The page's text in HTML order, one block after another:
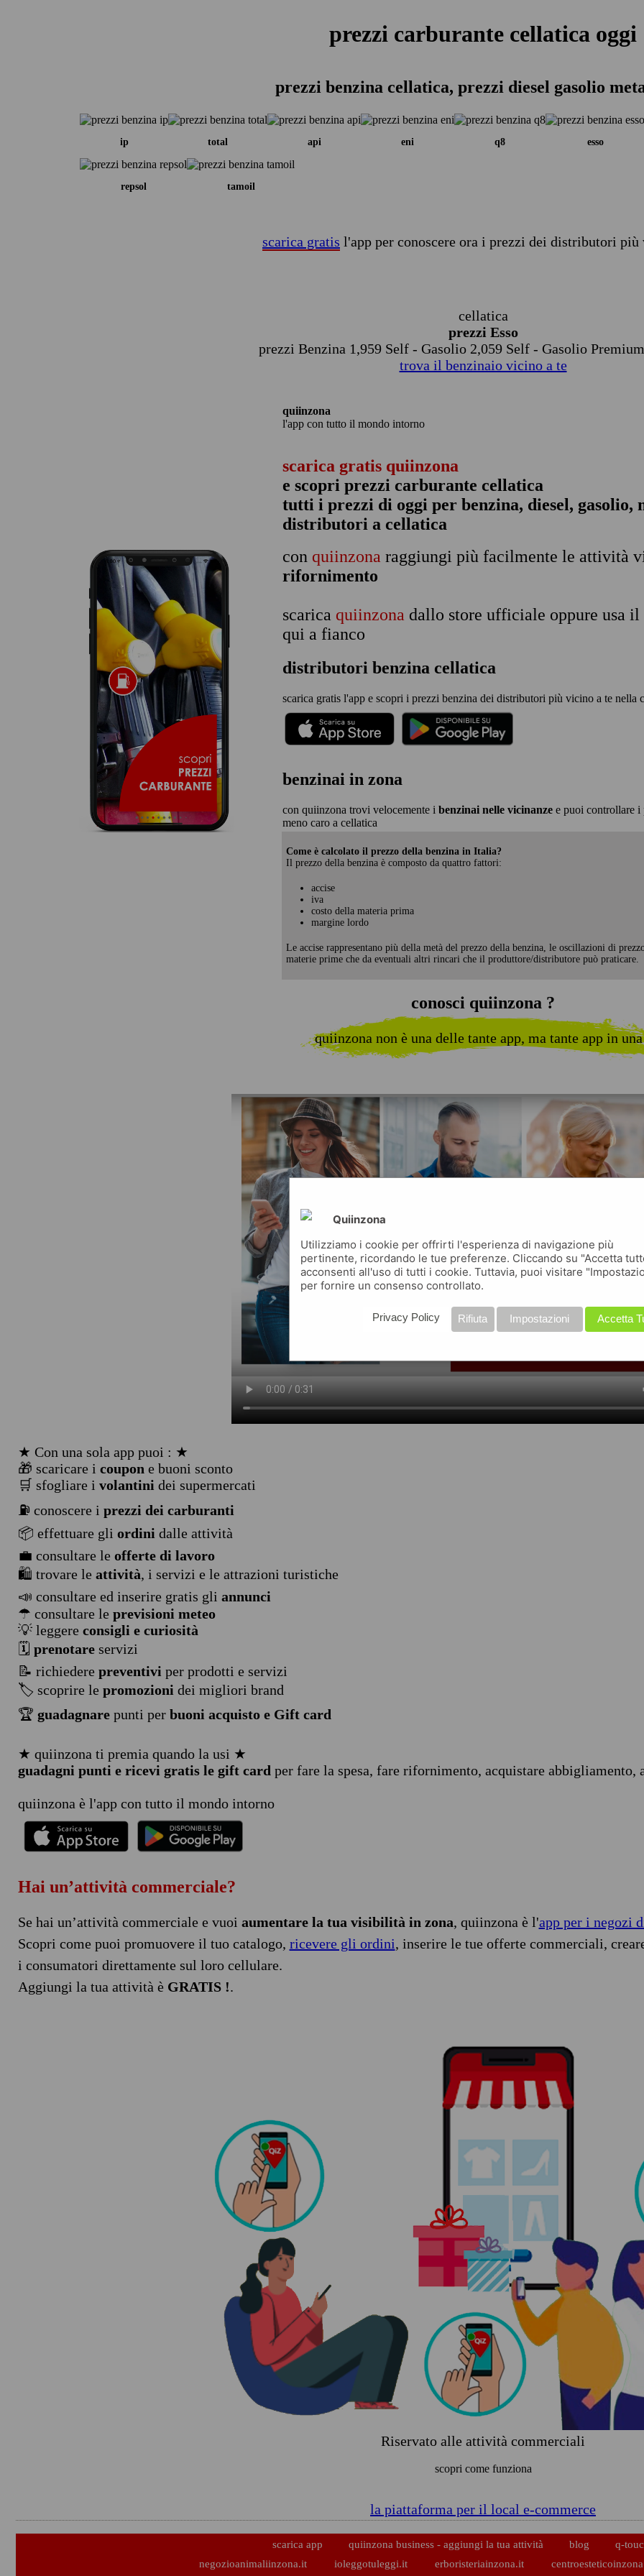
prezzi carburante cellatica oggi
prezzi benzina cellatica, prezzi diesel gasolio
ip total api eni q8 esso
repsol tamoil
scarica gratis l'app per conoscere ora i prezzi dei distributori più
cellatica
prezzi Esso
prezzi Benzina 1,959 Self - Gasolio 2,059 Self - Gasolio
trova il benzinaio vicino a te
quiinzona
l'app con tutto il mondo intorno
scarica gratis quiinzona
e scopri prezzi carburante cellatica
tutti i prezzi di oggi per benzina, diesel, gasolio,
distributori a cellatica
con quiinzona raggiungi più facilmente le attività
rifornimento
scarica quiinzona dallo store ufficiale oppure usa il
qui a fianco
distributori benzina cellatica
scarica gratis l'app e scopri i prezzi benzina dei distributori più vicino a te nella
benzinai in zona
con quiinzona trovi velocemente i benzinai nelle vicinanze e puoi controllare i
meno caro a cellatica
Come è calcolato il prezzo della benzina in Italia?
Il prezzo della benzina è composto da quattro fattori:
accise
iva
costo della materia prima
margine lordo
Le accise rappresentano più della metà del prezzo della benzina, le oscillazioni di
materie prime che da eventuali altri rincari che il produttore/distributore può praticare.
conosci quiinzona ?
quiinzona non è una delle tante app, ma tante app in
★ Con una sola app puoi : ★
🎁 scaricare i coupon e buoni sconto
🛒 sfogliare i volantini dei supermercati
⛽ conoscere i prezzi dei carburanti
📦 effettuare gli ordini dalle attività
💼 consultare le offerte di lavoro
🛍️ trovare le attività, i servizi e le attrazioni turistiche
📣 consultare ed inserire gratis gli annunci
☂ consultare le previsioni meteo
💡 leggere consigli e curiosità
🗓️ prenotareservizi
📝 richiedere preventivi per prodotti e servizi
🏷️ scoprire le promozioni dei migliori brand
🏆 guadagnarepunti per buoni acquisto e Gift card
★ quiinzona ti premia quando la usi ★
guadagni punti e ricevi gratis le gift card per fare la spesa, fare rifornimento, acquistare abbigliamento,
quiinzona è l'app con tutto il mondo intorno
Hai un’attività commerciale?
Se hai un’attività commerciale e vuoi aumentare la tua visibilità in zona, quiinzona è l'app per i negozi
Scopri come puoi promuovere il tuo catalogo, ricevere gli ordini, inserire le tue offerte commerciali,
i consumatori direttamente sul loro cellulare.
Aggiungi la tua attività è GRATIS !.
Riservato alle attività commerciali
scopri come funziona
la piattaforma per il local e-commerce
scarica app quiinzona business - aggiungi la tua attività blog
q-
negozioanimaliinzona.it
ioleggotuleggi.it erboristeriainzona.it
Quiinzona
Utilizziamo i cookie per offrirti l'esperienza di navigazione più
pertinente, ricordando le tue preferenze. Cliccando su "Accetta
acconsenti all'uso di tutti i cookie. Tuttavia, puoi visitare
per fornire un consenso controllato.
Accetta
Impostazioni
Rifiuta
Privacy Policy